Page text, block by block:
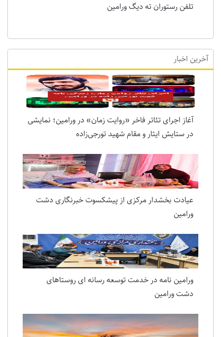
تلفن رستوران ته دیگ ورامین
آخرین اخبار
آغاز اجرای تئاتر فاخر «روایت زمان» در ورامین؛ نمایشی
در ستایش ایثار و مقام شهید تورجی‌زاده
عیادت بخشدار مرکزی از پیشکسوت خبرنگاری دشت
ورامین
ورامین نامه در خدمت توسعه رسانه ای روستاهای
دشت ورامین